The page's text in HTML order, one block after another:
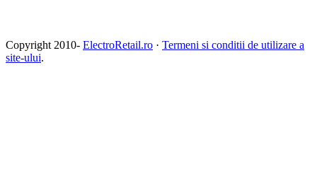
Copyright 2010- ElectroRetail.ro · Termeni si conditii de utilizare a
site-ului.